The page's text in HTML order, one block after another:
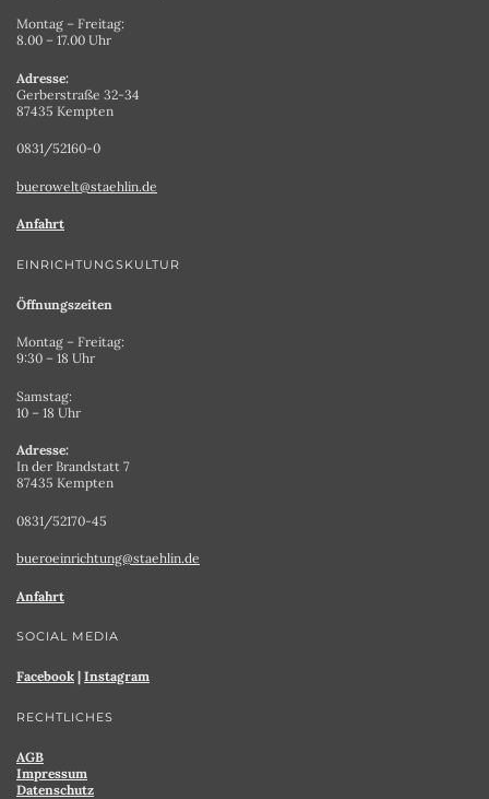
Montag – Freitag:
8.00 – 17.00 Uhr
Adresse:
Gerberstraße 32-34
87435 Kempten
0831/52160-0
buerowelt@staehlin.de
Anfahrt
EINRICHTUNGSKULTUR
Öffnungszeiten
Montag – Freitag:
9:30 – 18 Uhr
Samstag:
10 – 18 Uhr
Adresse:
In der Brandstatt 7
87435 Kempten
0831/52170-45
bueroeinrichtung@staehlin.de
Anfahrt
SOCIAL MEDIA
Facebook | Instagram
RECHTLICHES
AGB
Impressum
Datenschutz